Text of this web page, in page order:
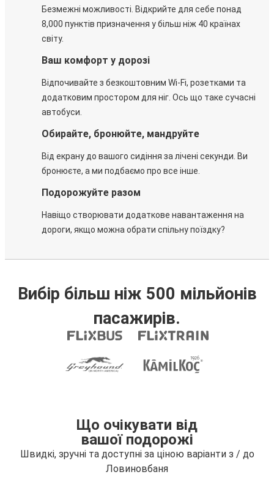
Безмежні можливості. Відкрийте для себе понад
8,000 пунктів призначення у більш ніж 40 країнах
світу.
Ваш комфорт у дорозі
Відпочивайте з безкоштовним Wi-Fi, розетками та
додатковим простором для ніг. Ось що таке сучасні
автобуси.
Обирайте, бронюйте, мандруйте
Від екрану до вашого сидіння за лічені секунди. Ви
бронюєте, а ми подбаємо про все інше.
Подорожуйте разом
Навіщо створювати додаткове навантаження на
дороги, якщо можна обрати спільну поїздку?
Вибір більш ніж 500 мільйонів
пасажирів.
Що очікувати від
вашої подорожі
Швидкі, зручні та доступні за ціною варіанти з / до
Ловиновбаня